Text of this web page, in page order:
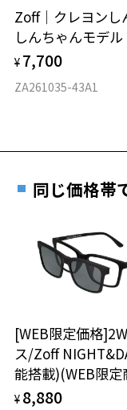
仕上がり寸法
D 仕上がりの横幅：
16.4g
※着脱式サングラス：デモ
タイプ
材質
フロント素材：
安心2 視力
視力の変化を
力測定をおす
安心3 かか
す。
オンラインストア
実店舗で度付きにで
ご購入時に「レンズ
度数を測定のうえ、
実店舗で度数を測定
お近くのZoff実店
その際は記入用紙を
Zoff｜クレヨン
しんちゃんモデル
¥ 7,700
ZA261035-43A1
同じ価格帯
[WEB限定価格
ス/Zoff
能搭載)(WEB限定
¥ 8,880